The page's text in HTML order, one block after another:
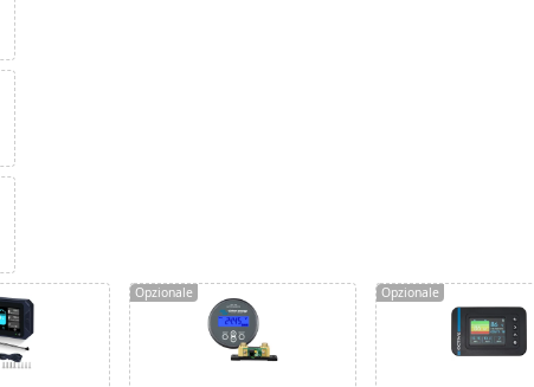
Opzionale Opzionale